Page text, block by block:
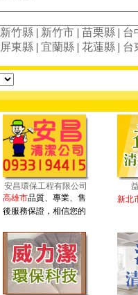
新竹縣 | 新竹市 | 苗栗縣 | 台
屏東縣 | 宜蘭縣 | 花蓮縣 | 台
安昌環保工程有限公司
高雄市品質、專業、售
後服務保證，相信您的
新北